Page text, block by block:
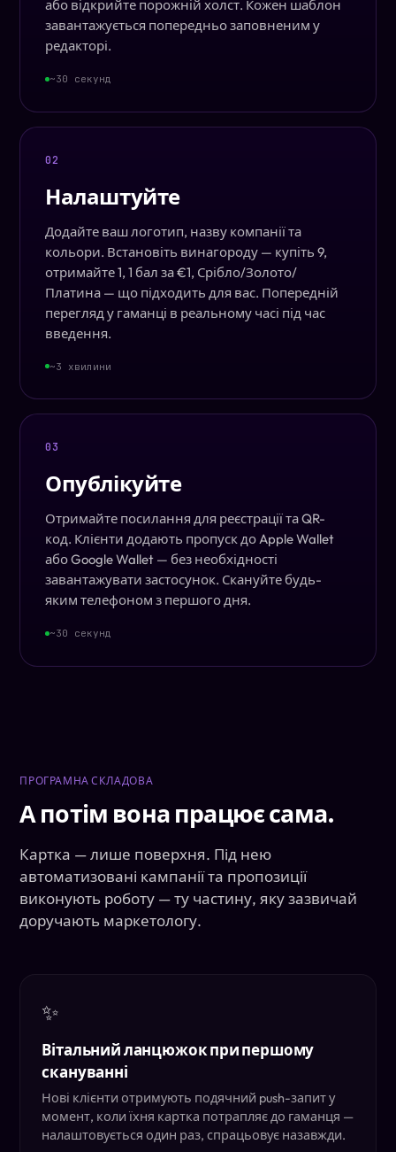
або відкрийте порожній холст. Кожен шаблон
завантажується попередньо заповненим у
редакторі.
~30 секунд
02
Налаштуйте
Додайте ваш логотип, назву компанії та
кольори. Встановіть винагороду — купіть 9,
отримайте 1, 1 бал за €1, Срібло/Золото/
Платина — що підходить для вас. Попередній
перегляд у гаманці в реальному часі під час
введення.
~3 хвилини
03
Опублікуйте
Отримайте посилання для реєстрації та QR-
код. Клієнти додають пропуск до Apple Wallet
або Google Wallet — без необхідності
завантажувати застосунок. Скануйте будь-
яким телефоном з першого дня.
~30 секунд
ПРОГРАМНА СКЛАДОВА
А потім вона працює сама.
Картка — лише поверхня. Під нею
автоматизовані кампанії та пропозиції
виконують роботу — ту частину, яку зазвичай
доручають маркетологу.
✨
Вітальний ланцюжок при першому
скануванні
Нові клієнти отримують подячний push-запит у
момент, коли їхня картка потрапляє до гаманця —
налаштовується один раз, спрацьовує назавжди.